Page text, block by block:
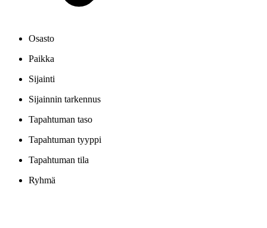
Osasto
Paikka
Sijainti
Sijainnin tarkennus
Tapahtuman taso
Tapahtuman tyyppi
Tapahtuman tila
Ryhmä